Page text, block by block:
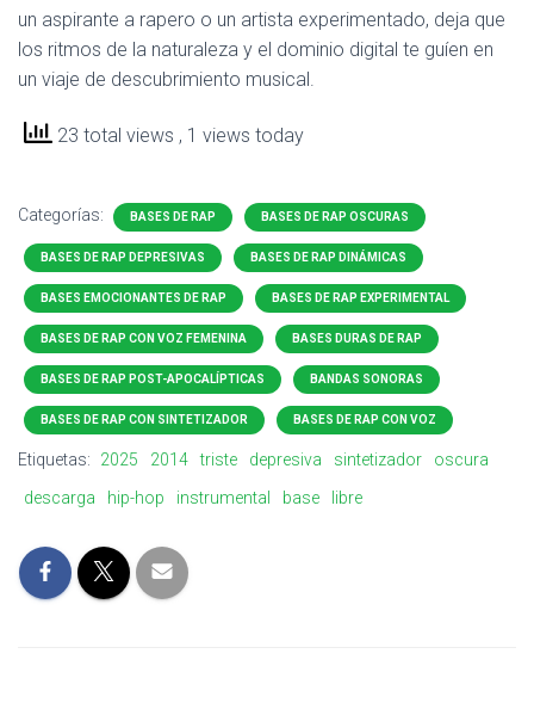
un aspirante a rapero o un artista experimentado, deja que
los ritmos de la naturaleza y el dominio digital te guíen en
un viaje de descubrimiento musical.
23 total views , 1 views today
Categorías: BASES DE RAP BASES DE RAP OSCURAS
BASES DE RAP DEPRESIVAS BASES DE RAP DINÁMICAS
BASES EMOCIONANTES DE RAP BASES DE RAP EXPERIMENTAL
BASES DE RAP CON VOZ FEMENINA BASES DURAS DE RAP
BASES DE RAP POST-APOCALÍPTICAS BANDAS SONORAS
BASES DE RAP CON SINTETIZADOR BASES DE RAP CON VOZ
Etiquetas: 2025 2014 triste depresiva sintetizador
oscura
descarga
hip-hop instrumental base libre